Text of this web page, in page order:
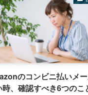
のコンビニ払いメ
、確認すべき6つのこ